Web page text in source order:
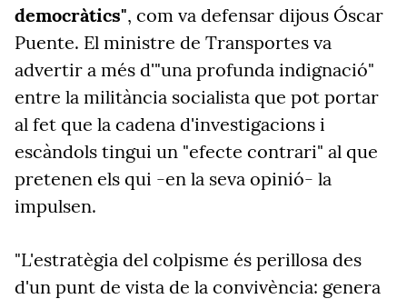
democràtics", com va defensar dijous Óscar
Puente. El ministre de Transportes va
advertir a més d'"una profunda indignació"
entre la militància socialista que pot portar
al fet que la cadena d'investigacions i
escàndols tingui un "efecte contrari" al que
pretenen els qui -en la seva opinió- la
impulsen.
"L'estratègia del colpisme és perillosa des
d'un punt de vista de la convivència: genera